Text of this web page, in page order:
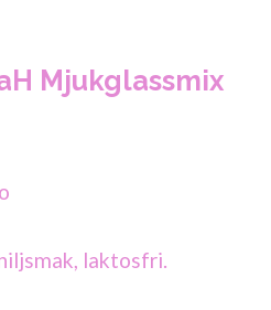
Mjukglassmix
laktosfri.